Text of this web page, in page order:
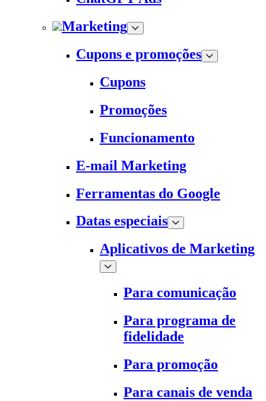
Marketing
Cupons e promoções
Cupons
Promoções
Funcionamento
E-mail Marketing
Ferramentas do Google
Datas especiais
Aplicativos de Marketing
Para comunicação
Para programa de
fidelidade
Para promoção
Para canais de venda